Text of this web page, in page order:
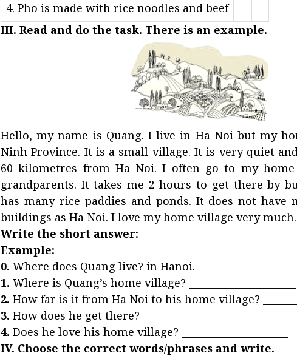
4. Pho is made with rice noodles and beef
III. Read and do the task. There is an example.
Hello, my name is Quang. I live in Ha Noi but my
Ninh Province. It is a small village. It is very quiet
60 kilometres from Ha Noi. I often go to my
grandparents. It takes me 2 hours to get there by
has many rice paddies and ponds. It does not have
buildings as Ha Noi. I love my home village very much.
Write the short answer:
Example:
0. Where does Quang live? in Hanoi.
1. Where is Quang’s home village? ______________________
2. How far is it from Ha Noi to his home village?
3. How does he get there? ______________________
4. Does he love his home village? ______________________
IV. Choose the correct words/phrases and write.